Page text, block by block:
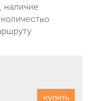
наличие
купить